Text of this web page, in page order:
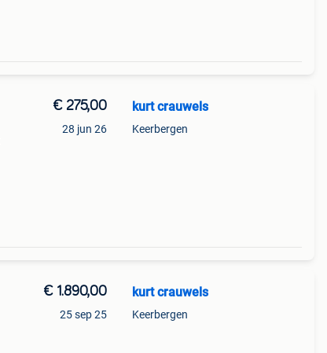
€ 275,00
28 jun 26
kurt crauwels
Keerbergen
€ 1.890,00
25 sep 25
kurt crauwels
Keerbergen